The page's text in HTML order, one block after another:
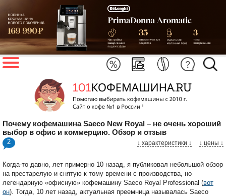
Почему кофемашина Saeco New Royal – не очень хороший
выбор в офис и коммерцию. Обзор и отзыв
2 ↓ цены ↓
↓ характеристики ↓
Когда-то давно, лет примерно 10 назад, я публиковал небольшой обзор
на престарелую и снятую к тому времени с производства, но
легендарную «офисную» кофемашину Saeco Royal Professional (вот
он). Тогда, 10 лет назад, актуальная преемница называлась Saeco